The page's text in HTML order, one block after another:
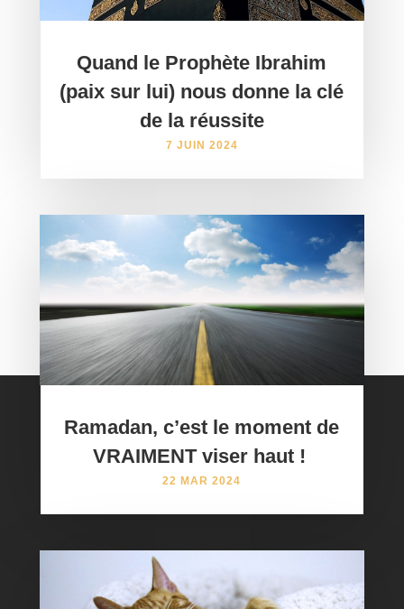
Quand le Prophète Ibrahim
(paix sur lui) nous donne la clé
de la réussite
7 JUIN 2024
Ramadan, c’est le moment de
VRAIMENT viser haut ! ​
22 MAR 2024